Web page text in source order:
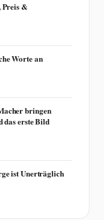
Preis &
Worte an
bringen
das erste Bild
ist Unerträglich